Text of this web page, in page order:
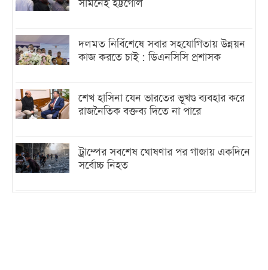
সামনেই হট্টগোল
দলমত নির্বিশেষে সবার সহযোগিতায় উন্নয়ন
কাজ করতে চাই : ডিএনসিসি প্রশাসক
শেখ হাসিনা যেন ভারতের ভূখণ্ড ব্যবহার করে
রাজনৈতিক বক্তব্য দিতে না পারে
ট্রাম্পের সবশেষ ঘোষণার পর গাজায় একদিনে
সর্বোচ্চ নিহত